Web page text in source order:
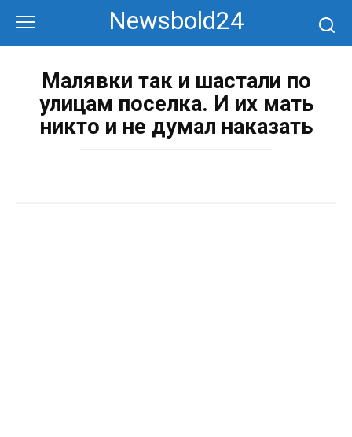
контенту
Newsbold24
Малявки так и шастали по
улицам поселка. И их мать
никто и не думал наказать